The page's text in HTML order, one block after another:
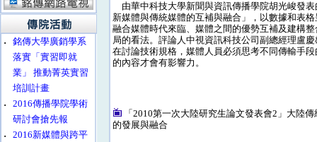
‧
銘傳大學廣銷學系
落實「實習即就
業」 推動菁英實習
培訓計畫
‧
2016傳播學院學術
研討會搶先報
‧
2016新媒體與跨平
由華中科技大學新聞與資訊傳播學院胡光峻發
新媒體與傳統媒體的互補與融合」，以數據和表
融合媒體時代來臨、媒體之間的優勢互補及建構
局的看法。評論人中視資訊科技公司副總經理盧
在討論技術規格，媒體人員必須思考不同傳輸手
的內容才會有影響力。
「2010第一次大陸研究生論文發表會2」大陸
的發展與融合